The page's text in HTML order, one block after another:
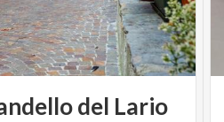
del Lario